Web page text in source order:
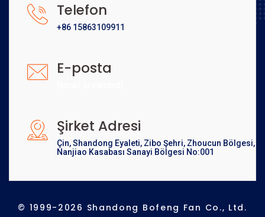
Telefon
+86 15863109911
E-posta
Şirket Adresi
Çin, Shandong Eyaleti, Zibo Şehri, Zhoucun Bölgesi,
Nanjiao Kasabası Sanayi Bölgesi No:001
© 1999-2026 Shandong Bofeng Fan Co., Ltd.